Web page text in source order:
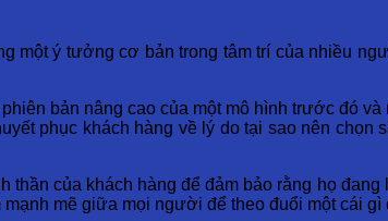
một ý tưởng cơ bản trong tâm trí của nhiều
bản nâng cao của một mô hình trước đó và
phục khách hàng về lý do tại sao nên chọn
của khách hàng để đảm bảo rằng họ đang
mẽ giữa mọi người để theo đuổi một cái gì